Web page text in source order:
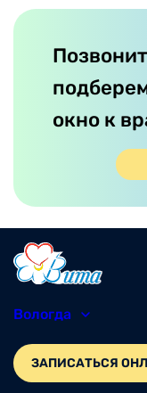
окно к
Вологда
ЗАПИСАТЬСЯ